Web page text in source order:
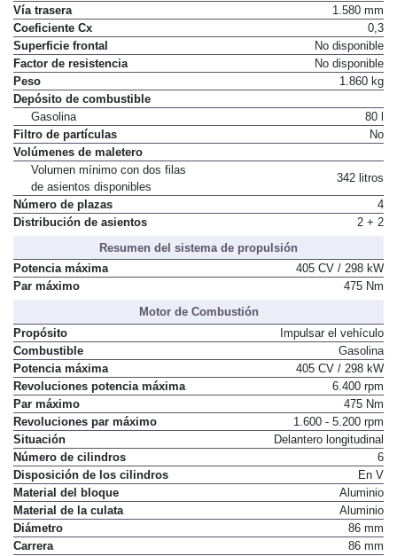
Vía trasera
1.580 mm
Coeficiente Cx
0,3
Superficie frontal
No disponible
Factor de resistencia
No disponible
Peso
1.860 kg
Depósito de combustible
Gasolina
80 l
Filtro de partículas
No
Volúmenes de maletero
Volumen mínimo con dos filas
de asientos disponibles
342 litros
Número de plazas
4
Distribución de asientos
2 + 2
Resumen del sistema de propulsión
Potencia máxima
405 CV / 298 kW
Par máximo
475 Nm
Motor de Combustión
Propósito
Impulsar el vehículo
Combustible
Gasolina
Potencia máxima
405 CV / 298 kW
Revoluciones potencia máxima
6.400 rpm
Par máximo
475 Nm
Revoluciones par máximo
1.600 - 5.200 rpm
Situación
Delantero longitudinal
Número de cilindros
6
Disposición de los cilindros
En V
Material del bloque
Aluminio
Material de la culata
Aluminio
Diámetro
86 mm
Carrera
86 mm